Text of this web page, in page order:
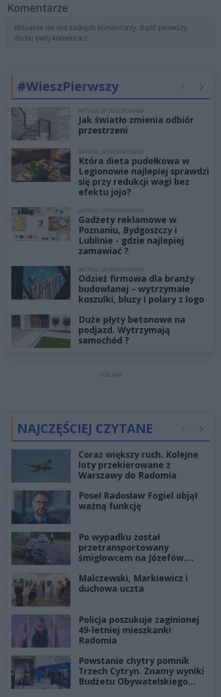
Komentarze
Aktualnie nie ma żadnych komentarzy. Bądź pierwszy,
dodaj swój komentarz.
#WieszPierwszy Poprzednie
ARTYKUŁ SPONSOROWANY
Jak światło zmienia odbiór
przestrzeni
ARTYKUŁ SPONSOROWANY
Która dieta pudełkowa w
Legionowie najlepiej sprawdzi
się przy redukcji wagi bez
efektu jojo?
ARTYKUŁ SPONSOROWANY
Gadżety reklamowe w
Poznaniu, Bydgoszczy i
Lublinie - gdzie najlepiej
zamawiać ?
ARTYKUŁ SPONSOROWANY
Odzież firmowa dla branży
budowlanej – wytrzymałe
koszulki, bluzy i polary z logo
Duże płyty betonowe na
podjazd. Wytrzymają
samochód ?
REKLAMA
NAJCZĘŚCIEJ CZYTANE Poprzednie
Coraz większy ruch. Kolejne
loty przekierowane z
Warszawy do Radomia
Poseł Radosław Fogiel objął
ważną funkcję
Po wypadku został
przetransportowany
śmigłowcem na Józefów.
Malczewski, Markiewicz i
duchowa uczta
Policja poszukuje zaginionej
49-letniej mieszkanki
Radomia
Powstanie chytry pomnik
Trzech Cytryn. Znamy wyniki
Budżetu Obywatelskiego